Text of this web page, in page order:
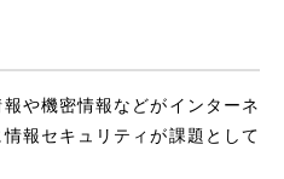
や機密情報などがインターネ
報セキュリティが課題として